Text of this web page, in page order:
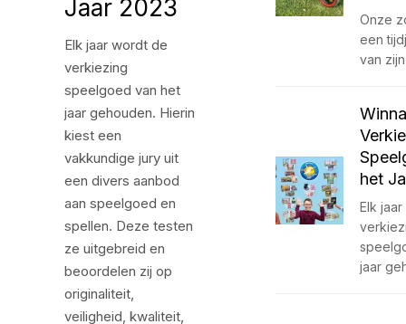
Jaar 2023
Elk jaar wordt de
verkiezing
speelgoed van het
jaar gehouden. Hierin
kiest een
vakkundige jury uit
een divers aanbod
aan speelgoed en
spellen. Deze testen
ze uitgebreid en
beoordelen zij op
originaliteit,
veiligheid, kwaliteit,
Onze
een
van
het
Elk
jaar